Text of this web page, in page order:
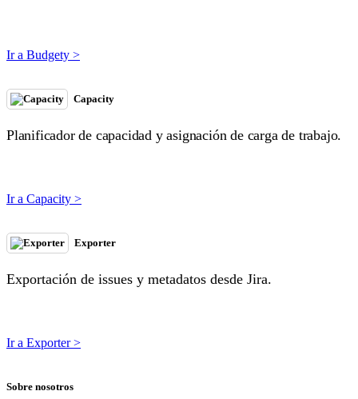
Ir a Budgety >
Capacity
Planificador de capacidad y asignación de carga de trabajo.
Ir a Capacity >
Exporter
Exportación de issues y metadatos desde Jira.
Ir a Exporter >
Sobre nosotros